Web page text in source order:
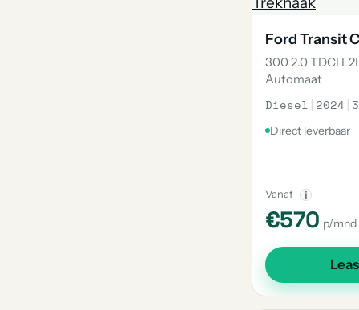
Ford Transit
300 2.0 TDCI
Automaat
Diesel | 2024 |
Direct leverbaar
Vanaf i
€570 p/mnd